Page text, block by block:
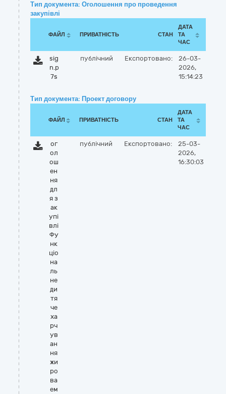
Тип документа: Оголошення про проведення
закупівлі
ФАЙЛ ПРИВАТНІСТЬ СТАН
ДАТА
ТА
ЧАС
sig
n.p
7s
публічний Експортовано:
26-03-
2026,
15:14:23
Тип документа: Проект договору
ФАЙЛ ПРИВАТНІСТЬ СТАН
ДАТА
ТА
ЧАС
ог
ол
ош
ен
ня
дл
я з
ак
упі
влі
Фу
нк
ціо
на
ль
не
ди
тя
че
ха
рч
ув
ан
ня
жи
ро
ва
ем
публічний Експортовано:
25-03-
2026,
16:30:03